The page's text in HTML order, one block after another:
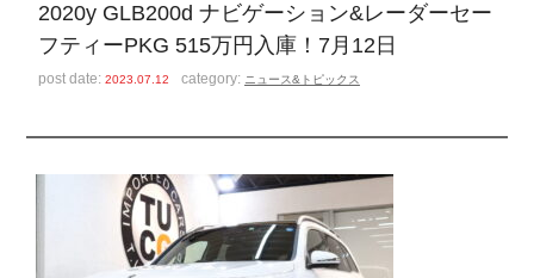
全国納車 特別作業
注文販売
スタッフ紹介 リクルート
お問い合わせ 会社概要
2020y GLB200d ナビゲーション&レーダーセー
フティーPKG 515万円入庫！7月12日
post date:2023.07.12 category: ニュース&トピックス